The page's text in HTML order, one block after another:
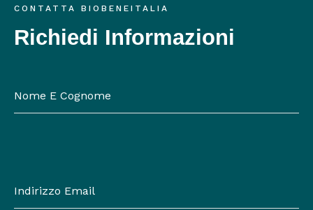
CONTATTA BIOBENEITALIA
Richiedi Informazioni